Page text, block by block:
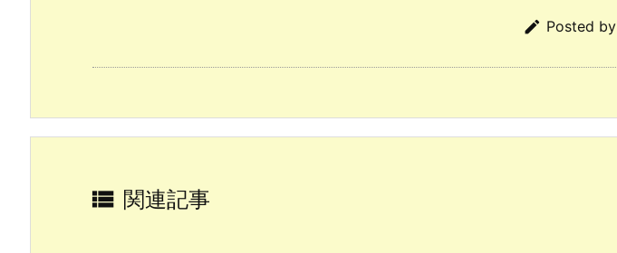
 Posted by
 関連記事